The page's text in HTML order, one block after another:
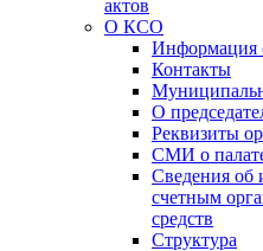
актов
О КСО
Информация
Контакты
О
Реквизиты
СМИ о
Сведения об
счетным
средств
Структура